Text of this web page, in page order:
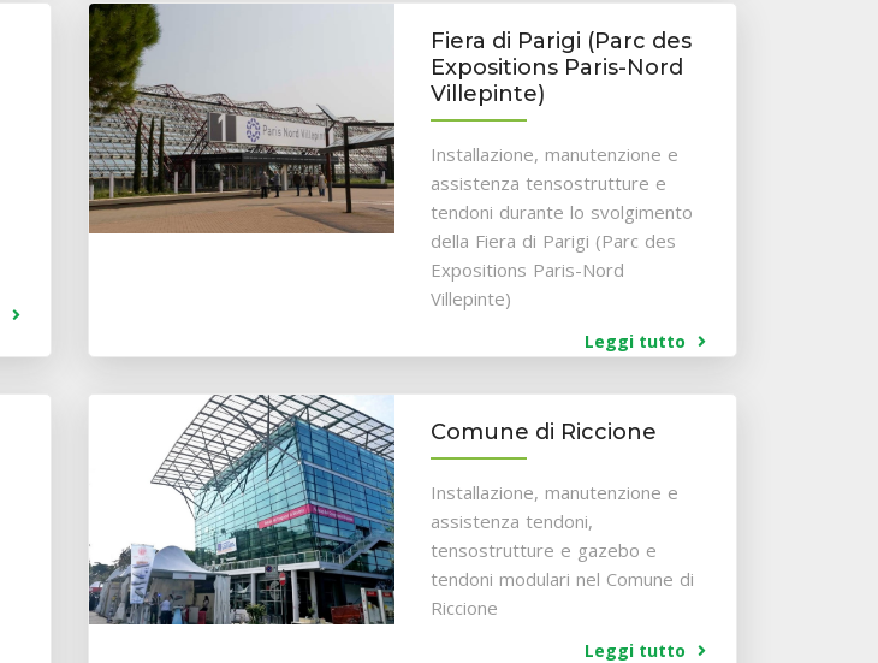
Fiera di Parigi (Parc des
Expositions Paris-Nord
Villepinte)
Installazione, manutenzione e
assistenza tensostrutture e
tendoni durante lo svolgimento
della Fiera di Parigi (Parc des
Expositions Paris-Nord
Villepinte)
Leggi tutto
Comune di Riccione
Installazione, manutenzione e
assistenza tendoni,
tensostrutture e gazebo e
tendoni modulari nel Comune di
Riccione
Leggi tutto